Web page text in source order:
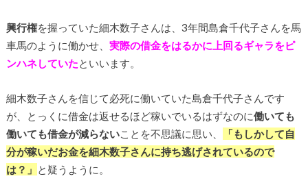
興行権を握っていた細木数子さんは、3年間島倉千代子さんを馬
車馬のように働かせ、 実際の借金をはるかに上回るギャラをピ
ンハネしていたといいます。
細木数子さんを信じて必死に働いていた島倉千代子さんです
が、とっくに借金は返せるほど稼いでいるはずなのに働いても
働いても借金が減らないことを不思議に思い、
「もしかして自
分が稼いだお金を細木数子さんに持ち逃げされているので
は？」 と疑うように。